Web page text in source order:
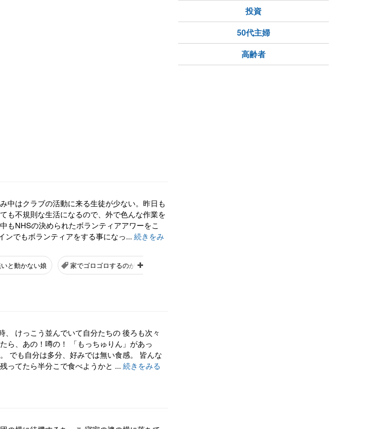
中はクラブの活動に来る生徒が少ない。昨日も
も不規則な生活になるので、外で色んな作業を
もNHSの決められたボランティアアワーをこ
ンでもボランティアをする事になっ... 続きをみ
と動かない娘 家でゴロゴロするのが好き
けっこう並んでいて自分たちの 後ろも次々
ら、あの！噂の！ 「もっちゅりん」があっ
でも自分は多分、好みでは無い食感。 皆んな
ってたら半分こで食べようかと ... 続きをみる
投資
50代主婦
高齢者